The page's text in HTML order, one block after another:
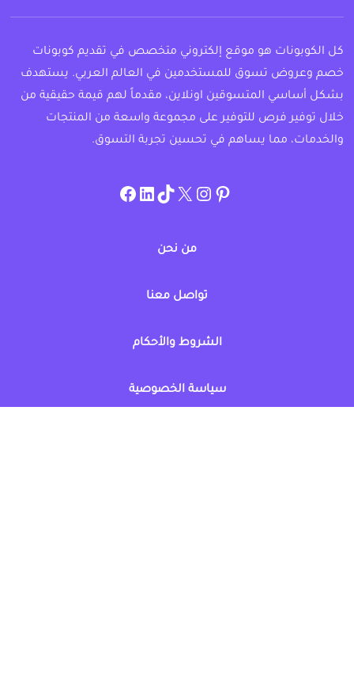
كل الكوبونات هو موقع إلكتروني متخصص في تقديم كوبونات
خصم وعروض تسوق للمستخدمين في العالم العربي. يستهدف
بشكل أساسي المتسوقين اونلاين، مقدماً لهم قيمة حقيقية من
خلال توفير فرص للتوفير على مجموعة واسعة من المنتجات
والخدمات، مما يساهم في تحسين تجربة التسوق.
pinterest
allcouponat
twitter
TikTok
linkedin
facebook
من نحن
تواصل معنا
الشروط والأحكام
سياسة الخصوصية